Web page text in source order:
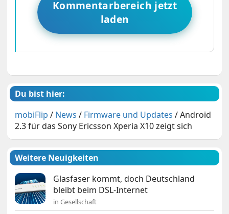
Kommentarbereich jetzt
laden
Du bist hier:
mobiFlip / News / Firmware und Updates /Android
2.3 für das Sony Ericsson Xperia X10 zeigt sich
Weitere Neuigkeiten
Glasfaser kommt, doch Deutschland
bleibt beim DSL-Internet
in Gesellschaft